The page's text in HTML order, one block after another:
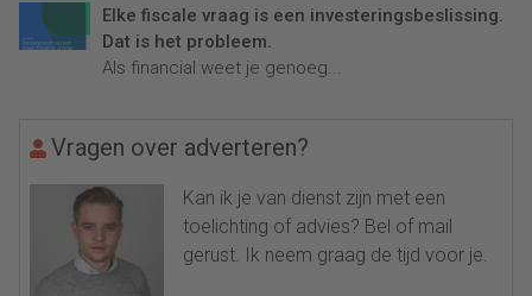
Elke fiscale vraag is een investeringsbeslissing.
Dat is het probleem.
Als financial weet je genoeg...
Vragen over adverteren?
Kan ik je van dienst zijn met een
toelichting of advies? Bel of mail
gerust. Ik neem graag de tijd voor je.